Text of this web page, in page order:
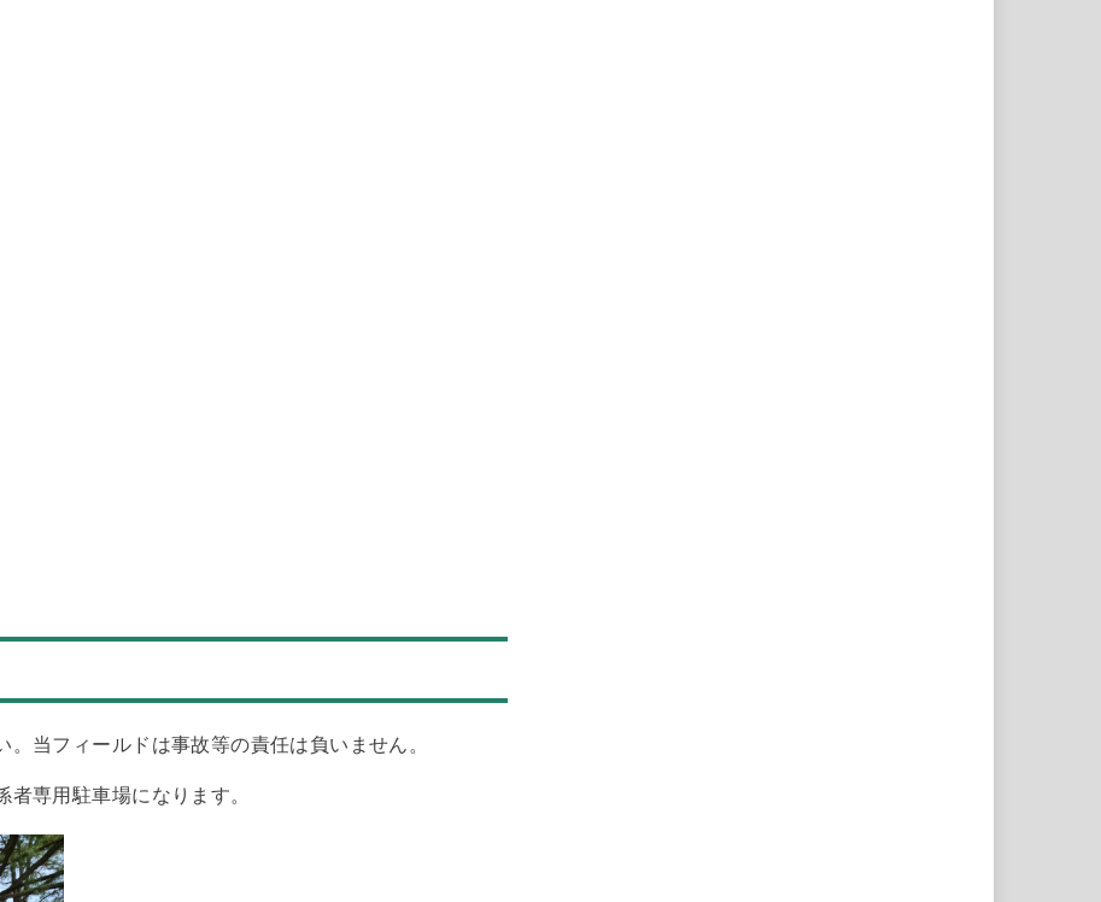
当フィールドは事故等の責任は負いません。
専用駐車場になります。